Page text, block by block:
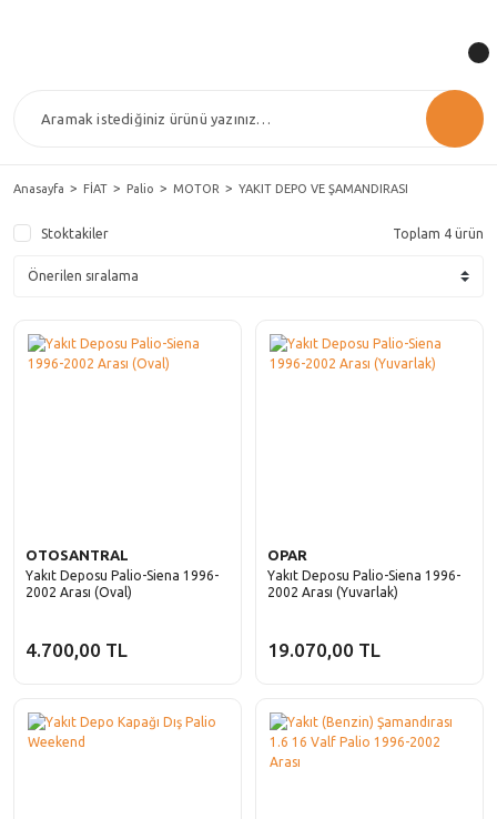
Anasayfa FİAT Palio MOTOR YAKIT DEPO VE ŞAMANDIRASI
Stoktakiler Toplam 4 ürün
OTOSANTRAL
Yakıt Deposu Palio-Siena 1996-
2002 Arası (Oval)
4.700,00 TL
OPAR
Yakıt Deposu Palio-Siena 1996-
2002 Arası (Yuvarlak)
19.070,00 TL